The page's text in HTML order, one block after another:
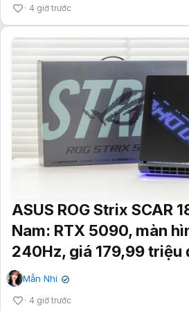
4 giờ trước
ASUS ROG Strix SCAR
Nam: RTX 5090, màn
240Hz, giá 179,99 triệu
Mẫn Nhi ✔
4 giờ trước